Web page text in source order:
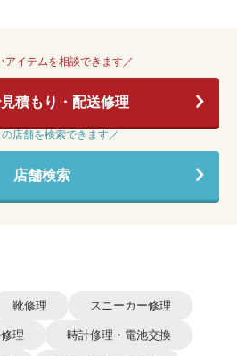
アイテムを相談できます／
見積もり・配送修理
店舗を検索できます／
店舗検索
靴修理 スニーカー修理
理 時計修理・電池交換